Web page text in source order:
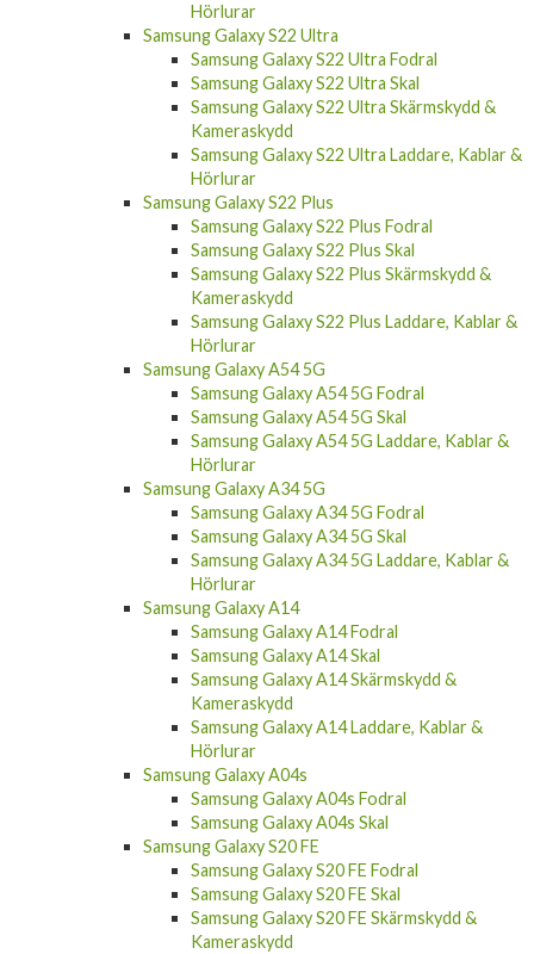
Hörlurar
Samsung Galaxy S22 Ultra
Samsung Galaxy S22 Ultra Fodral
Samsung Galaxy S22 Ultra Skal
Samsung Galaxy S22 Ultra Skärmskydd &
Kameraskydd
Samsung Galaxy S22 Ultra Laddare, Kablar &
Hörlurar
Samsung Galaxy S22 Plus
Samsung Galaxy S22 Plus Fodral
Samsung Galaxy S22 Plus Skal
Samsung Galaxy S22 Plus Skärmskydd &
Kameraskydd
Samsung Galaxy S22 Plus Laddare, Kablar &
Hörlurar
Samsung Galaxy A54 5G
Samsung Galaxy A54 5G Fodral
Samsung Galaxy A54 5G Skal
Samsung Galaxy A54 5G Laddare, Kablar &
Hörlurar
Samsung Galaxy A34 5G
Samsung Galaxy A34 5G Fodral
Samsung Galaxy A34 5G Skal
Samsung Galaxy A34 5G Laddare, Kablar &
Hörlurar
Samsung Galaxy A14
Samsung Galaxy A14 Fodral
Samsung Galaxy A14 Skal
Samsung Galaxy A14 Skärmskydd &
Kameraskydd
Samsung Galaxy A14 Laddare, Kablar &
Hörlurar
Samsung Galaxy A04s
Samsung Galaxy A04s Fodral
Samsung Galaxy A04s Skal
Samsung Galaxy S20 FE
Samsung Galaxy S20 FE Fodral
Samsung Galaxy S20 FE Skal
Samsung Galaxy S20 FE Skärmskydd &
Kameraskydd